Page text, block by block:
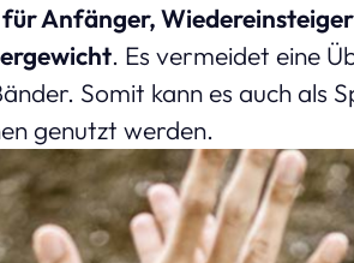
für Anfänger,
. Es vermeidet eine
Somit kann es auch
genutzt werden.